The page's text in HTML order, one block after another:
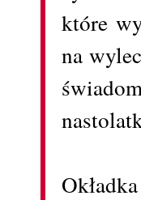
które
na